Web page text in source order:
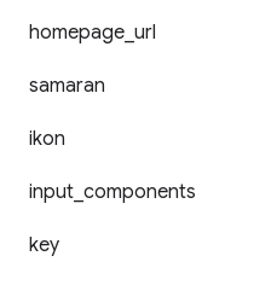
homepage url
samaran
ikon
input components
key